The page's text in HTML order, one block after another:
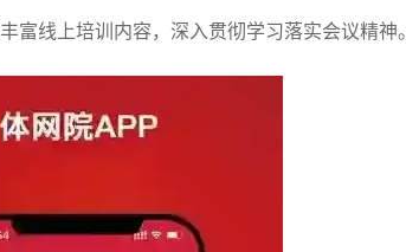
富线上培训内容，深入贯彻学习落实会议精神。